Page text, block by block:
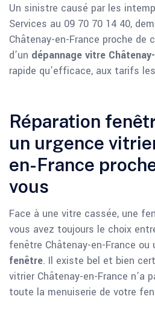
Un sinistre causé par les
Services au 09 70 70 14 40,
Châtenay-en-France proche de
d’un dépannage vitre
rapide qu’efficace, aux tarifs
Réparation
un urgence
en-France
vous
Face à une vitre cassée, une
vous avez toujours le choix
fenêtre Châtenay-en-France ou
fenêtre. Il existe bel et bien
vitrier Châtenay-en-France n’a
toute la menuiserie de votre